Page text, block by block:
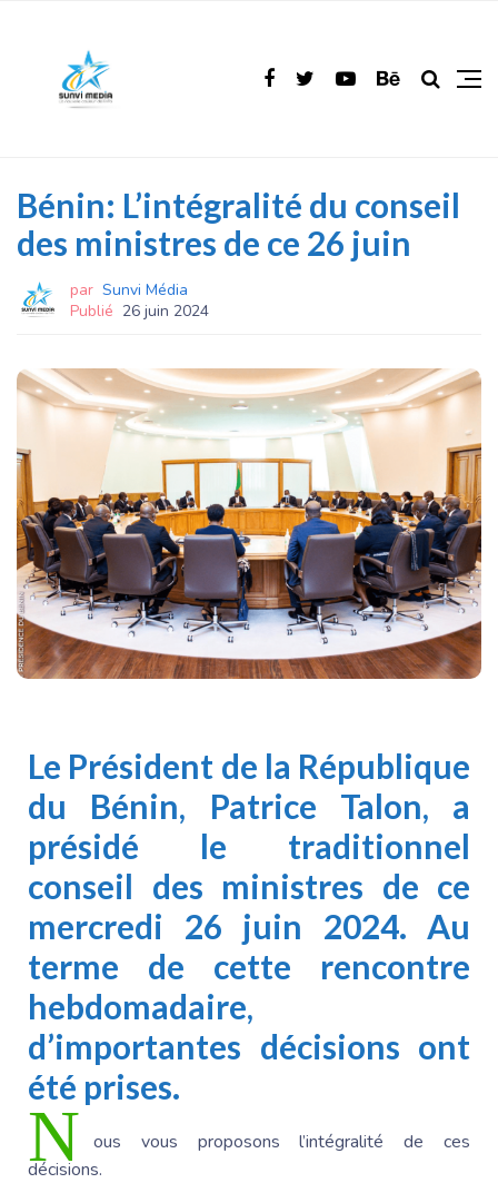
Bénin: L’intégralité du conseil
des ministres de ce 26 juin
par Sunvi Média
Publié 26 juin 2024
Le Président de la République
du Bénin, Patrice Talon, a
présidé le traditionnel
conseil des ministres de ce
mercredi 26 juin 2024. Au
terme de cette rencontre
hebdomadaire,
d’importantes décisions ont
été prises.
N ous vous proposons l’intégralité de ces
décisions.